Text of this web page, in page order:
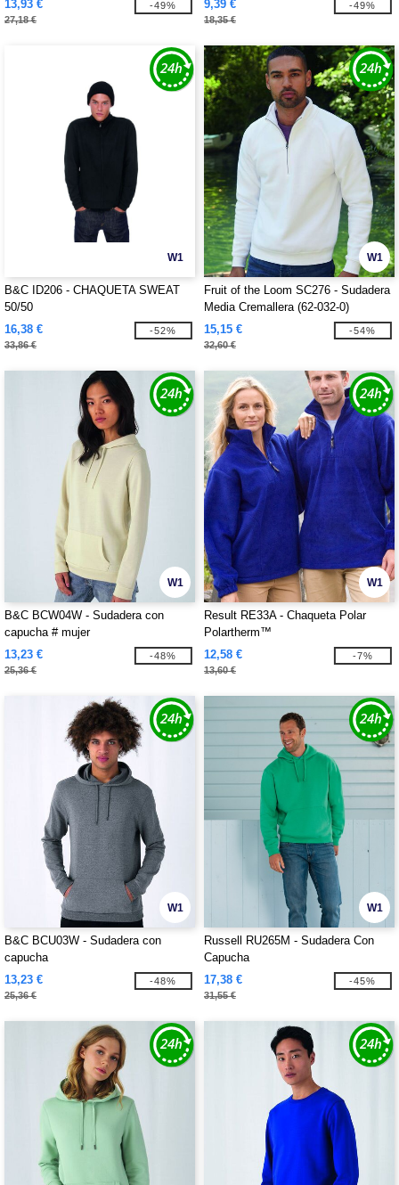
13,93 €
27,18 €
-49% 9,39 €
18,35 €
-49%
W1
B&C ID206 - CHAQUETA SWEAT
50/50
16,38 €
33,86 €
-52%
W1
Fruit of the Loom SC276 - Sudadera
Media Cremallera (62-032-0)
15,15 €
32,60 €
-54%
W1
B&C BCW04W - Sudadera con
capucha # mujer
13,23 €
25,36 €
-48%
W1
Result RE33A - Chaqueta Polar
Polartherm™
12,58 €
13,60 €
-7%
W1
B&C BCU03W - Sudadera con
capucha
13,23 €
25,36 €
-48%
W1
Russell RU265M - Sudadera Con
Capucha
17,38 €
31,55 €
-45%